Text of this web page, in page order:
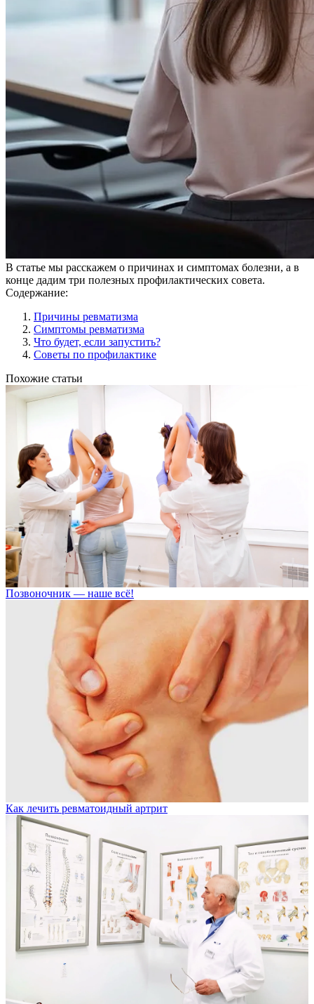
В статье мы расскажем о причинах и симптомах болезни, а в
конце дадим три полезных профилактических совета.
Содержание:
Причины ревматизма
Симптомы ревматизма
Что будет, если запустить?
Советы по профилактике
Похожие статьи
Позвоночник — наше всё!
Как лечить ревматоидный артрит